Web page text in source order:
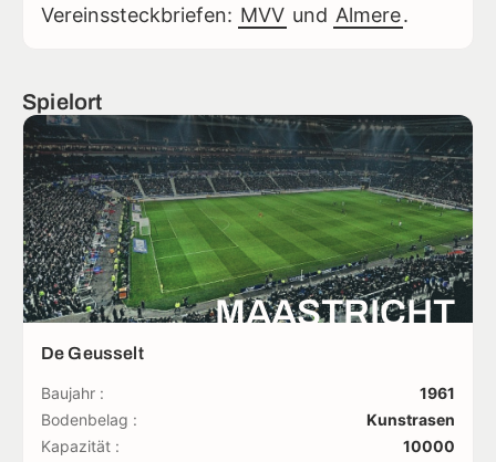
Vereinssteckbriefen: MVV und Almere.
Spielort
MAASTRICHT
De Geusselt
Baujahr :
1961
Bodenbelag :
Kunstrasen
Kapazität :
10000